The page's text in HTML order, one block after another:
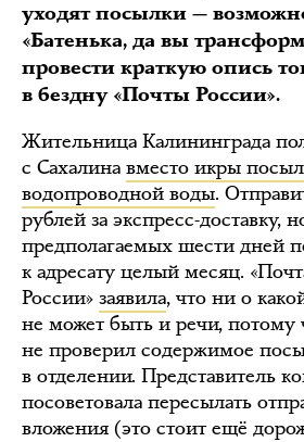
уходят посылки —
«Батенька, да вы
провести краткую опись
в бездну «Почты России».
Жительница Калининграда
с Сахалина вместо икры
водопроводной воды.
рублей за экспресс-доставку,
предполагаемых шести дней
к адресату целый месяц.
России» заявила, что ни о
не может быть и речи, потому
не проверил содержимое
в отделении. Представитель
посоветовала пересылать
вложения (это стоит ещё